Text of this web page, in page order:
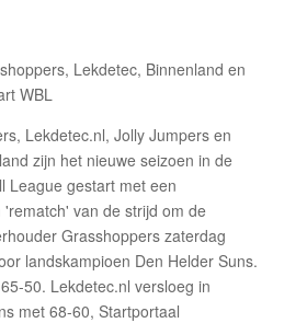
Lekdetec.nl, Jolly Jumpers en
zijn het nieuwe seizoen in de
League gestart met een
van de strijd om de
Grasshoppers zaterdag
landskampioen Den Helder Suns.
50. Lekdetec.nl versloeg in
met 68-60, Startportaal